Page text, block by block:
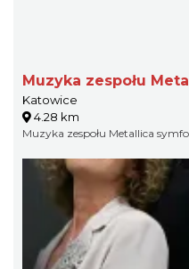
Muzyka zespołu
Katowice
4.28 km
Muzyka zespołu Metallica